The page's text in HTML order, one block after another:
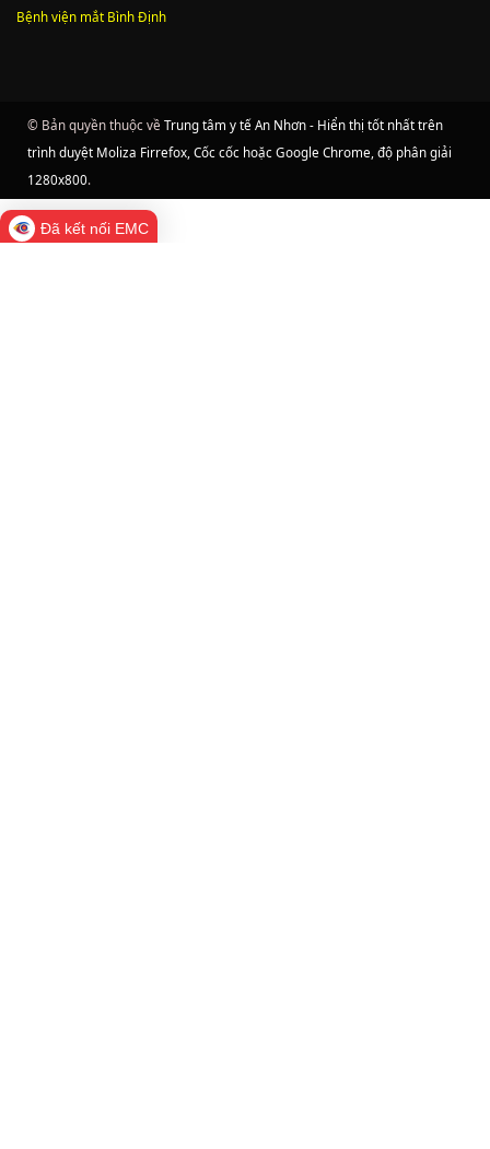
Bệnh viện mắt Bình Định
© Bản quyền thuộc về Trung tâm y tế An Nhơn - Hiển thị tốt nhất trên
trình duyệt Moliza Firrefox, Cốc cốc hoặc Google Chrome, độ phân giải
1280x800.
Đã kết nối EMC